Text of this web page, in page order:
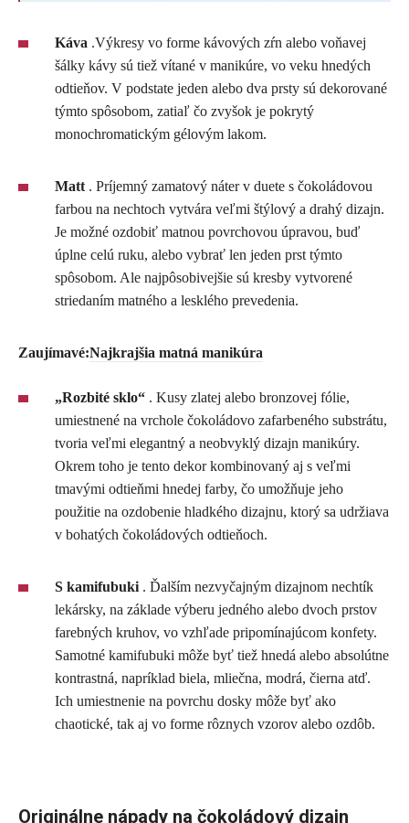
Káva .Výkresy vo forme kávových zŕn alebo voňavej
šálky kávy sú tiež vítané v manikúre, vo veku hnedých
odtieňov. V podstate jeden alebo dva prsty sú dekorované
týmto spôsobom, zatiaľ čo zvyšok je pokrytý
monochromatickým gélovým lakom.
Matt . Príjemný zamatový náter v duete s čokoládovou
farbou na nechtoch vytvára veľmi štýlový a drahý dizajn.
Je možné ozdobiť matnou povrchovou úpravou, buď
úplne celú ruku, alebo vybrať len jeden prst týmto
spôsobom. Ale najpôsobivejšie sú kresby vytvorené
striedaním matného a lesklého prevedenia.
Zaujímavé:Najkrajšia matná manikúra
„Rozbité sklo“ . Kusy zlatej alebo bronzovej fólie,
umiestnené na vrchole čokoládovo zafarbeného substrátu,
tvoria veľmi elegantný a neobvyklý dizajn manikúry.
Okrem toho je tento dekor kombinovaný aj s veľmi
tmavými odtieňmi hnedej farby, čo umožňuje jeho
použitie na ozdobenie hladkého dizajnu, ktorý sa udržiava
v bohatých čokoládových odtieňoch.
S kamifubuki . Ďalším nezvyčajným dizajnom nechtík
lekársky, na základe výberu jedného alebo dvoch prstov
farebných kruhov, vo vzhľade pripomínajúcom konfety.
Samotné kamifubuki môže byť tiež hnedá alebo absolútne
kontrastná, napríklad biela, mliečna, modrá, čierna atď.
Ich umiestnenie na povrchu dosky môže byť ako
chaotické, tak aj vo forme rôznych vzorov alebo ozdôb.
Originálne nápady na čokoládový dizajn